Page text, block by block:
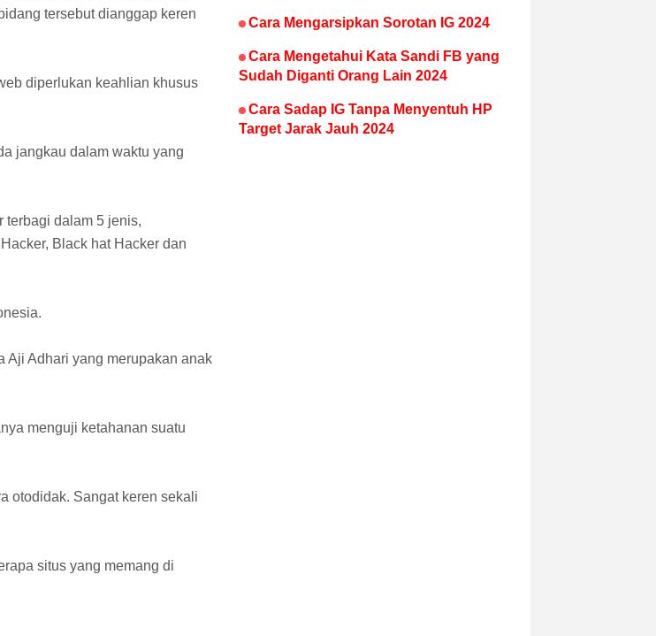
tersebut dianggap keren
diperlukan keahlian khusus
jangkau dalam waktu yang
terbagi dalam 5 jenis,
Black hat Hacker dan
Aji Adhari yang merupakan anak
menguji ketahanan suatu
otodidak. Sangat keren sekali
situs yang memang di
Cara Mengarsipkan Sorotan IG 2024
Cara Mengetahui Kata Sandi FB yang
Sudah Diganti Orang Lain 2024
Cara Sadap IG Tanpa Menyentuh HP
Target Jarak Jauh 2024